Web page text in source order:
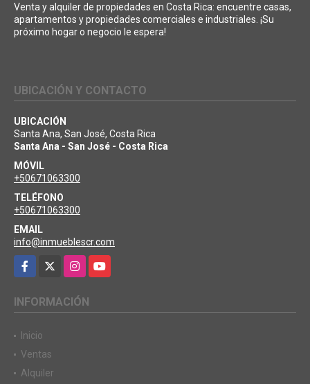
Venta y alquiler de propiedades en Costa Rica: encuentre casas,
apartamentos y propiedades comerciales e industriales. ¡Su
próximo hogar o negocio le espera!
UBICACIÓN Y CONTACTO
UBICACIÓN
Santa Ana, San José, Costa Rica
Santa Ana - San José - Costa Rica
MÓVIL
+50671063300
TELÉFONO
+50671063300
EMAIL
info@inmueblescr.com
Facebook
InstagramYouTube
INFORMACIÓN
Inicio
Ventas
Alquiler